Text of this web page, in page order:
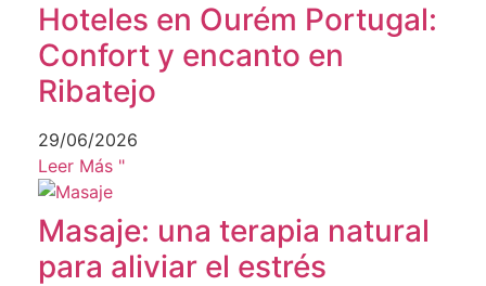
Hoteles en Ourém Portugal:
Confort y encanto en
Ribatejo
29/06/2026
Leer Más "
Masaje: una terapia natural
para aliviar el estrés